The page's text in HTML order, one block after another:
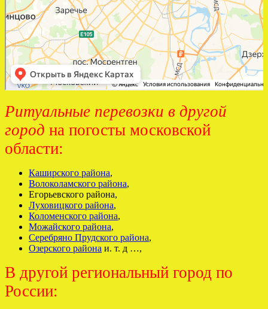
Ритуальные перевозки в другой
город на погосты московской
области:
Каширского района,
Волоколамского района,
Егорьевского района,
Луховицкого района,
Коломенского района,
Можайского района,
Серебряно Прудского района,
Озерского района и. т. д …,
В другой региональный город по
России: